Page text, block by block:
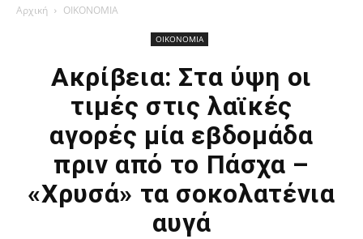
Αρχική ΟΙΚΟΝΟΜΙΑ
ΟΙΚΟΝΟΜΙΑ
Ακρίβεια: Στα ύψη οι
τιμές στις λαϊκές
αγορές μία εβδομάδα
πριν από το Πάσχα –
«Χρυσά» τα σοκολατένια
αυγά